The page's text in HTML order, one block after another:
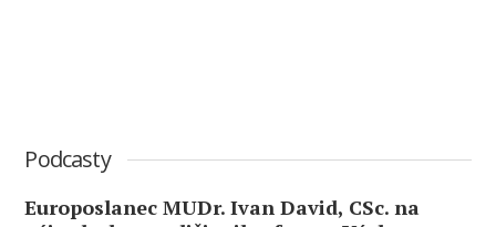
Podcasty
Europoslanec MUDr. Ivan David, CSc. na